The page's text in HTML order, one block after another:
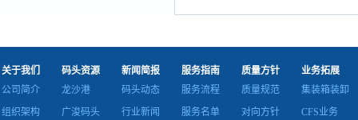
关于我们
公司简介
组织架构
码头资源
龙沙港
广浚码头
新闻简报
码头动态
行业新闻
服务指南
服务流程
服务名单
质量方针
质量规范
对向方针
业务拓展
集装箱装卸
CFS业务